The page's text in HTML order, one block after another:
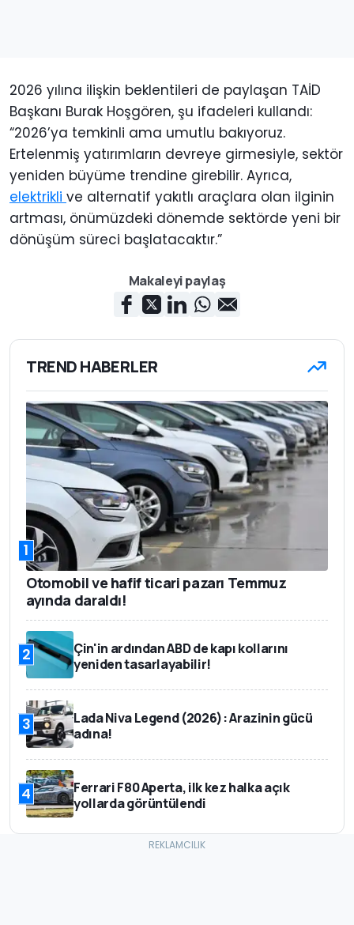
2026 yılına ilişkin beklentileri de paylaşan TAİD
Başkanı Burak Hoşgören, şu ifadeleri kullandı:
“2026’ya temkinli ama umutlu bakıyoruz.
Ertelenmiş yatırımların devreye girmesiyle, sektör
yeniden büyüme trendine girebilir. Ayrıca,
elektrikli ve alternatif yakıtlı araçlara olan ilginin
artması, önümüzdeki dönemde sektörde yeni bir
dönüşüm süreci başlatacaktır.”
Makaleyi paylaş
TREND HABERLER
1
Otomobil ve hafif ticari pazarı Temmuz
ayında daraldı!
2
Çin'in ardından ABD de kapı kollarını
yeniden tasarlayabilir!
3
Lada Niva Legend (2026): Arazinin gücü
adına!
4
Ferrari F80 Aperta, ilk kez halka açık
yollarda görüntülendi